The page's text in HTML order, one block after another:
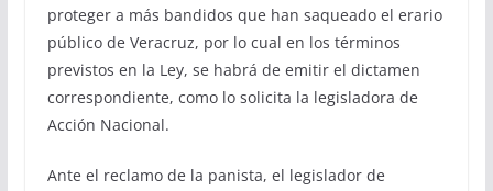
proteger a más bandidos que han saqueado el erario
público de Veracruz, por lo cual en los términos
previstos en la Ley, se habrá de emitir el dictamen
correspondiente, como lo solicita la legisladora de
Acción Nacional.
Ante el reclamo de la panista, el legislador de